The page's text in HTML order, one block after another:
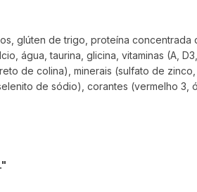
glúten de trigo, proteína
água, taurina, glicina, vitaminas (A,
de colina), minerais (sulfato de
de sódio), corantes (vermelho